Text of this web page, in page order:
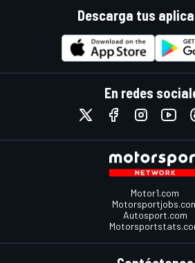
Descarga tus
En redes
Motor1.com
Autosport.com